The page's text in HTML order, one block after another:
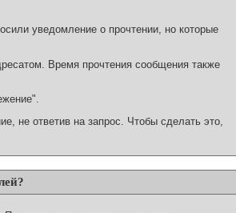
уведомление о прочтении, но которые
Время прочтения сообщения также
не ответив на запрос. Чтобы сделать это,